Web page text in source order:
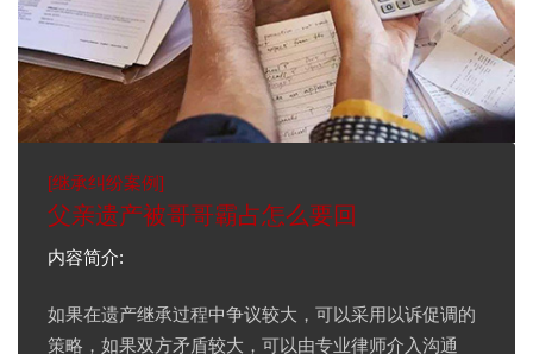
[继承纠纷案例]
父亲遗产被哥哥霸占怎么要回
内容简介:
如果在遗产继承过程中争议较大，可以采用以诉促调的
策略，如果双方矛盾较大，可以由专业律师介入沟通